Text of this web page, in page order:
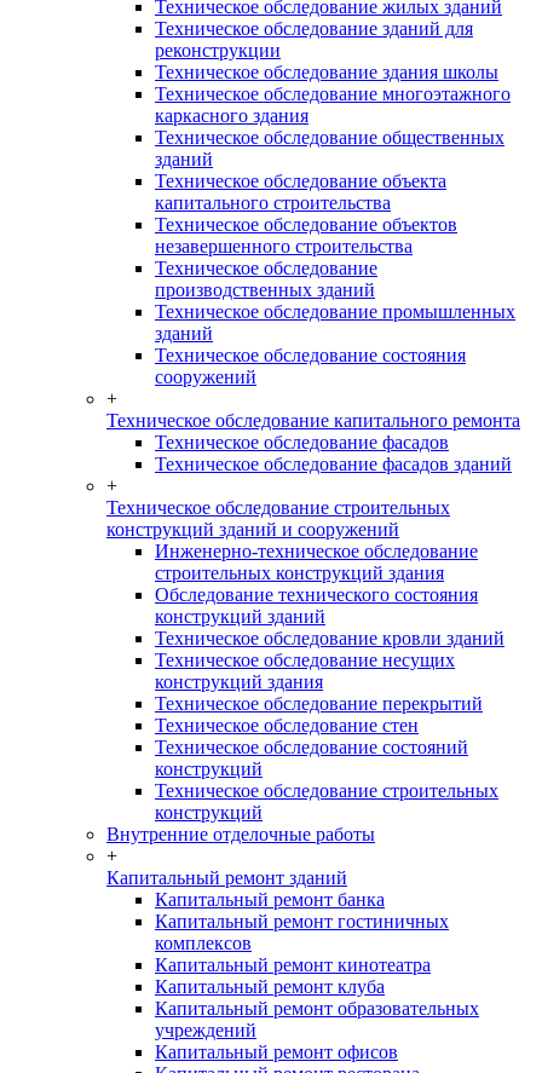
Техническое обследование жилых зданий
Техническое обследование зданий для
реконструкции
Техническое обследование здания школы
Техническое обследование многоэтажного
каркасного здания
Техническое обследование общественных
зданий
Техническое обследование объекта
капитального строительства
Техническое обследование объектов
незавершенного строительства
Техническое обследование
производственных зданий
Техническое обследование промышленных
зданий
Техническое обследование состояния
сооружений
+
Техническое обследование капитального ремонта
Техническое обследование фасадов
Техническое обследование фасадов зданий
+
Техническое обследование строительных
конструкций зданий и сооружений
Инженерно-техническое обследование
строительных конструкций здания
Обследование технического состояния
конструкций зданий
Техническое обследование кровли зданий
Техническое обследование несущих
конструкций здания
Техническое обследование перекрытий
Техническое обследование стен
Техническое обследование состояний
конструкций
Техническое обследование строительных
конструкций
Внутренние отделочные работы
+
Капитальный ремонт зданий
Капитальный ремонт банка
Капитальный ремонт гостиничных
комплексов
Капитальный ремонт кинотеатра
Капитальный ремонт клуба
Капитальный ремонт образовательных
учреждений
Капитальный ремонт офисов